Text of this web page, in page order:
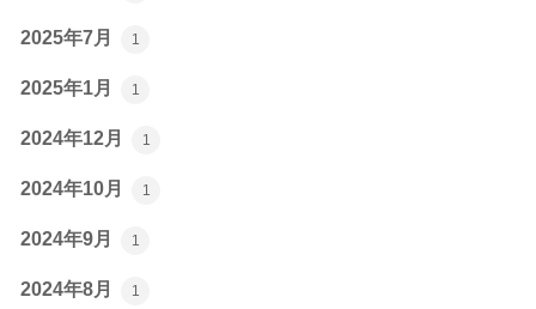
2025年7月 1
2025年1月 1
2024年12月 1
2024年10月 1
2024年9月 1
2024年8月 1